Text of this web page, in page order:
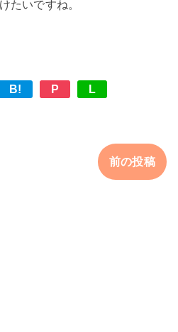
B! P L
前の投稿